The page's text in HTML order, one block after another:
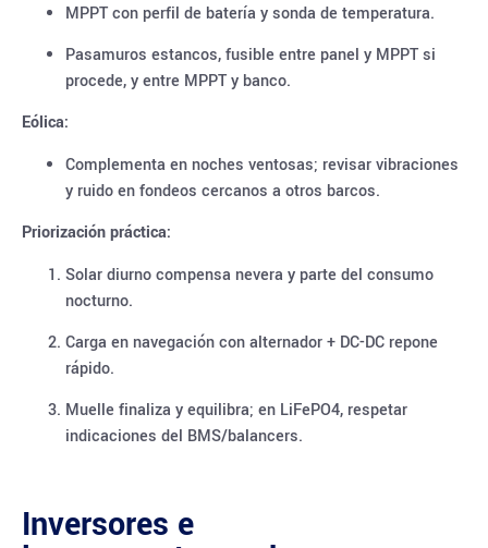
MPPT con perfil de batería y sonda de temperatura.
Pasamuros estancos, fusible entre panel y MPPT si
procede, y entre MPPT y banco.
Eólica:
Complementa en noches ventosas; revisar vibraciones
y ruido en fondeos cercanos a otros barcos.
Priorización práctica:
Solar diurno compensa nevera y parte del consumo
nocturno.
Carga en navegación con alternador + DC-DC repone
rápido.
Muelle finaliza y equilibra; en LiFePO4, respetar
indicaciones del BMS/balancers.
Inversores e